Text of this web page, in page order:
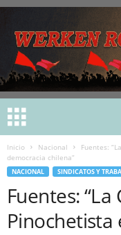
Inicio Nacional
Fuentes:
democracia chilena”
NACIONAL SINDICATOS Y
Fuentes:
Pinochetista